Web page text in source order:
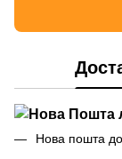
Нова пошта до